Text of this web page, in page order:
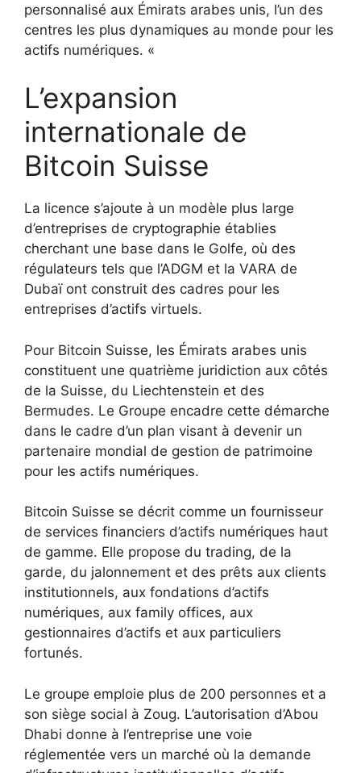
personnalisé aux Émirats arabes unis, l’un des
centres les plus dynamiques au monde pour les
actifs numériques. «
L’expansion
internationale de
Bitcoin Suisse
La licence s’ajoute à un modèle plus large
d’entreprises de cryptographie établies
cherchant une base dans le Golfe, où des
régulateurs tels que l’ADGM et la VARA de
Dubaï ont construit des cadres pour les
entreprises d’actifs virtuels.
Pour Bitcoin Suisse, les Émirats arabes unis
constituent une quatrième juridiction aux côtés
de la Suisse, du Liechtenstein et des
Bermudes. Le Groupe encadre cette démarche
dans le cadre d’un plan visant à devenir un
partenaire mondial de gestion de patrimoine
pour les actifs numériques.
Bitcoin Suisse se décrit comme un fournisseur
de services financiers d’actifs numériques haut
de gamme. Elle propose du trading, de la
garde, du jalonnement et des prêts aux clients
institutionnels, aux fondations d’actifs
numériques, aux family offices, aux
gestionnaires d’actifs et aux particuliers
fortunés.
Le groupe emploie plus de 200 personnes et a
son siège social à Zoug. L’autorisation d’Abou
Dhabi donne à l’entreprise une voie
réglementée vers un marché où la demande